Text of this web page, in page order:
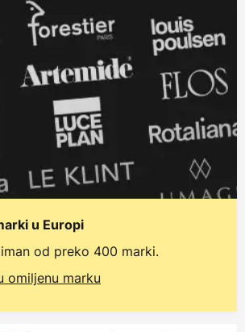
u Europi
od preko 400 marki.
omiljenu marku